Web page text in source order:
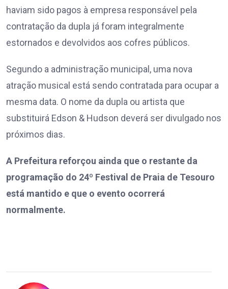
haviam sido pagos à empresa responsável pela
contratação da dupla já foram integralmente
estornados e devolvidos aos cofres públicos.
Segundo a administração municipal, uma nova
atração musical está sendo contratada para ocupar a
mesma data. O nome da dupla ou artista que
substituirá Edson & Hudson deverá ser divulgado nos
próximos dias.
A Prefeitura reforçou ainda que o restante da
programação do 24º Festival de Praia de Tesouro
está mantido e que o evento ocorrerá
normalmente.